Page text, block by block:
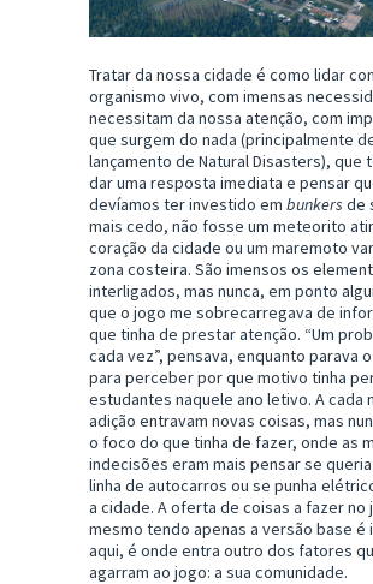
Tratar da nossa cidade é como lidar
organismo vivo, com imensas
necessitam da nossa atenção, com
que surgem do nada (principalmente
lançamento de Natural Disasters), que
dar uma resposta imediata e pensar
devíamos ter investido em bunkers de
mais cedo, não fosse um meteorito
coração da cidade ou um maremoto
zona costeira. São imensos os
interligados, mas nunca, em ponto
que o jogo me sobrecarregava de
que tinha de prestar atenção. “Um
cada vez”, pensava, enquanto parava
para perceber por que motivo tinha
estudantes naquele ano letivo. A cada
adição entravam novas coisas, mas
o foco do que tinha de fazer, onde as
indecisões eram mais pensar se
linha de autocarros ou se punha
a cidade. A oferta de coisas a fazer no
mesmo tendo apenas a versão base é
aqui, é onde entra outro dos fatores
agarram ao jogo: a sua comunidade.